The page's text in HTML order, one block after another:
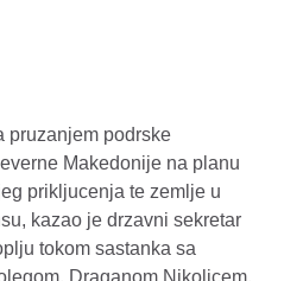
pruzanjem podrske
Makedonije na planu
prikljucenja te zemlje u
kazao je drzavni sekretar
tokom sastanka sa
Draganom Nikolicem.